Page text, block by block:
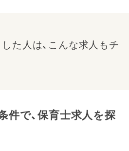
た人は、こんな求人もチ
件で、保育士求人を探